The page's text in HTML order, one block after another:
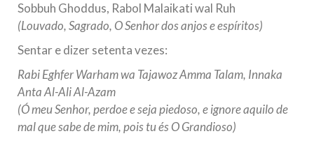
Sobbuh Ghoddus, Rabol Malaikati wal Ruh
(Louvado, Sagrado, O Senhor dos anjos e espíritos)
Sentar e dizer setenta vezes:
Rabi Eghfer Warham wa Tajawoz Amma Talam, Innaka
Anta Al-Ali Al-Azam
(Ó meu Senhor, perdoe e seja piedoso, e ignore aquilo de
mal que sabe de mim, pois tu és O Grandioso)